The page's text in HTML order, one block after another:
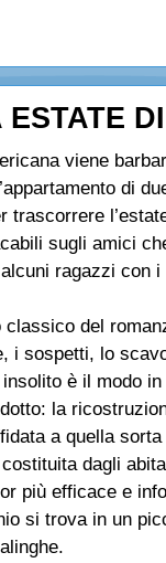
viene
di
trascorrere
sugli amici
ragazzi con
classico del
i sospetti, lo
è il modo
la
a quella
dagli
più efficace e
si trova in un